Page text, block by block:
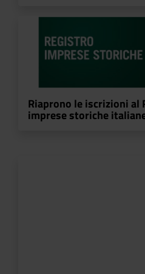
Riaprono le iscrizioni al
imprese storiche